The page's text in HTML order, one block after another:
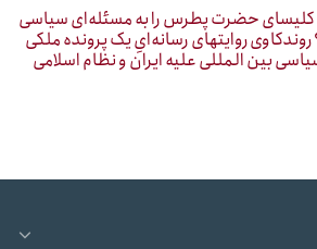
کلیسای حضرت پطرس را به مسئله‌ای سیاسی
روایتهای رسانه‌ایِ یک پرونده ملکی
بین المللی علیه ایران و نظام اسلامی